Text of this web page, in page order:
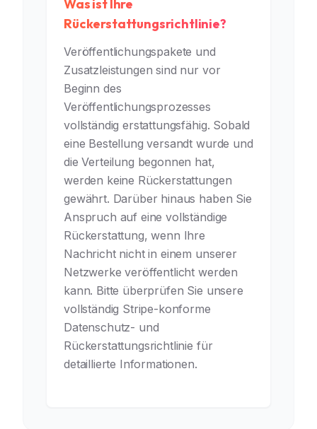
Was ist Ihre
Rückerstattungsrichtlinie?
Veröffentlichungspakete und
Zusatzleistungen sind nur vor
Beginn des
Veröffentlichungsprozesses
vollständig erstattungsfähig. Sobald
eine Bestellung versandt wurde und
die Verteilung begonnen hat,
werden keine Rückerstattungen
gewährt. Darüber hinaus haben Sie
Anspruch auf eine vollständige
Rückerstattung, wenn Ihre
Nachricht nicht in einem unserer
Netzwerke veröffentlicht werden
kann. Bitte überprüfen Sie unsere
vollständig Stripe-konforme
Datenschutz- und
Rückerstattungsrichtlinie für
detaillierte Informationen.